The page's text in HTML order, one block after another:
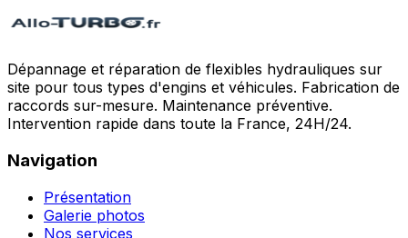
Dépannage et réparation de flexibles hydrauliques sur
site pour tous types d'engins et véhicules. Fabrication de
raccords sur-mesure. Maintenance préventive.
Intervention rapide dans toute la France, 24H/24.
Navigation
Présentation
Galerie photos
Nos services